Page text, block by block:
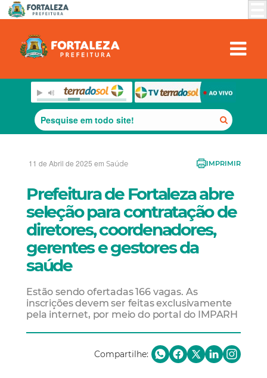
11 de Abril de 2025 em Saúde IMPRIMIR
Prefeitura de Fortaleza abre
seleção para contratação de
diretores, coordenadores,
gerentes e gestores da
saúde
Estão sendo ofertadas 166 vagas. As
inscrições devem ser feitas exclusivamente
pela internet, por meio do portal do IMPARH
Compartilhe: